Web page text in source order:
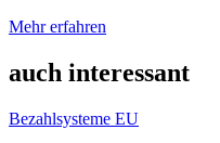
Mehr erfahren
auch interessant
Bezahlsysteme EU